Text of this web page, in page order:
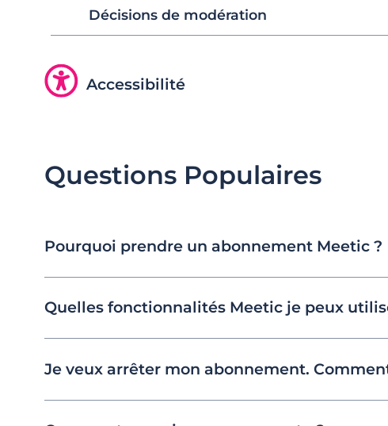
Décisions de modération
Accessibilité
Questions Populaires
Pourquoi prendre un abonnement Meetic ?
Quelles fonctionnalités Meetic je peux
Je veux arrêter mon abonnement.